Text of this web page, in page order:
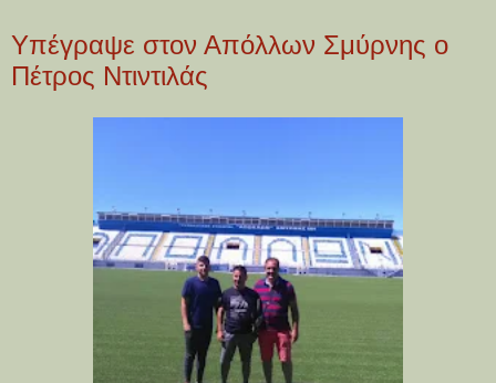
Υπέγραψε στον Απόλλων Σμύρνης ο
Πέτρος Ντιντιλάς